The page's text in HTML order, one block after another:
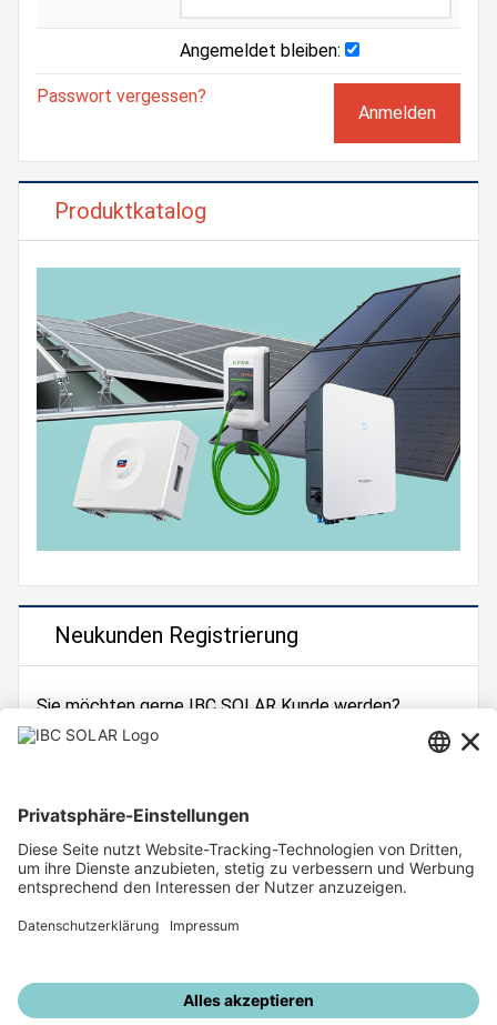
Angemeldet bleiben:
Passwort vergessen?
Produktkatalog
Neukunden Registrierung
Sie möchten gerne IBC SOLAR Kunde werden?
Dann registrieren Sie sich jetzt!
Unsere weiteren Angebote
IBC SOLAR Webseite